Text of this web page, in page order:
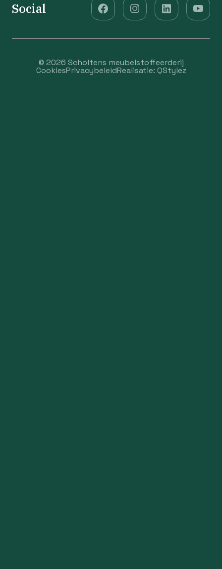
Social
© 2026 Scholtens meubelstoffeerderij
CookiesPrivacybeleidRealisatie: QStylez